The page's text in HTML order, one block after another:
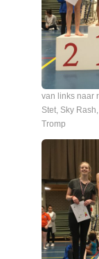
van links naar
Stet, Sky
Tromp